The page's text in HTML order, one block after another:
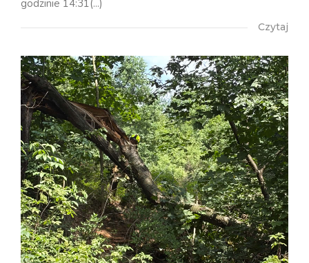
godzinie 14:31(...)
Czytaj